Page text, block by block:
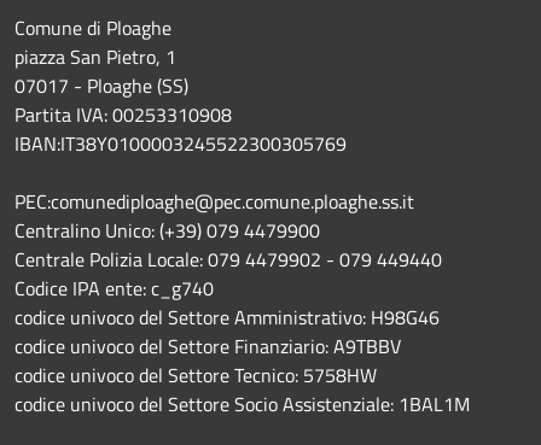
Comune di Ploaghe
piazza San Pietro, 1
07017 - Ploaghe (SS)
Partita IVA: 00253310908
IBAN:IT38Y0100003245522300305769
PEC:comunediploaghe@pec.comune.ploaghe.ss.it
Centralino Unico: (+39) 079 4479900
Centrale Polizia Locale: 079 4479902 - 079 449440
Codice IPA ente: c_g740
codice univoco del Settore Amministrativo: H98G46
codice univoco del Settore Finanziario: A9TBBV
codice univoco del Settore Tecnico: 5758HW
codice univoco del Settore Socio Assistenziale: 1BAL1M